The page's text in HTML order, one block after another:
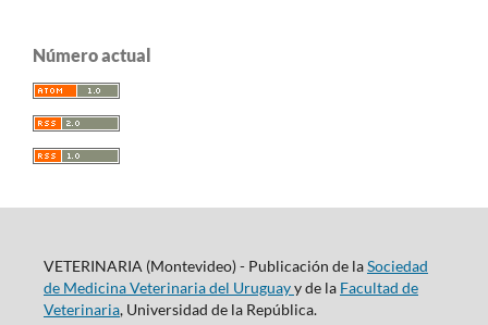
Número actual
VETERINARIA (Montevideo) - Publicación de laSociedad
de Medicina Veterinaria del Uruguayy de la Facultad de
Veterinaria, Universidad de la República.